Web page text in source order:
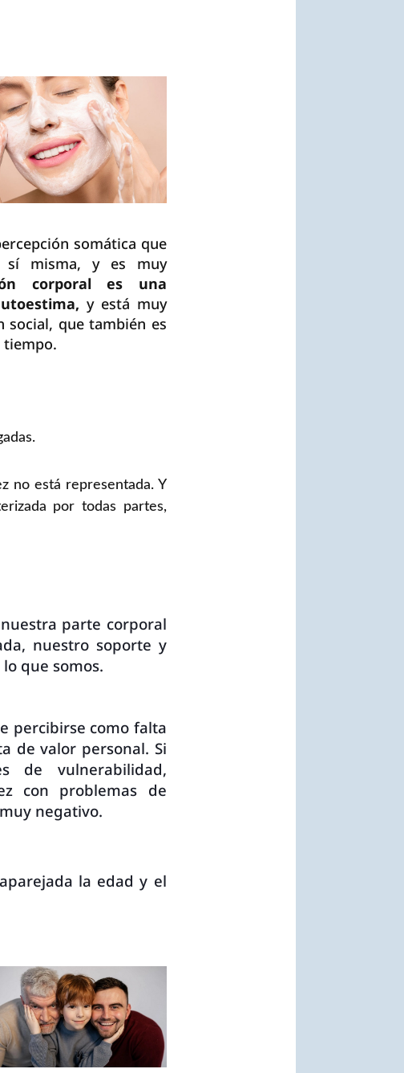
somática que
sí misma, y es muy
corporal es una
y está muy
social, que también es
tiempo.
no está representada. Y
por todas partes,
parte corporal
nuestro soporte y
que somos.
percibirse como falta
de valor personal. Si
de vulnerabilidad,
con problemas de
negativo.
la edad y el